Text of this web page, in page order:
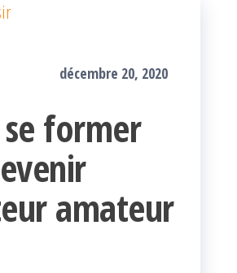
décembre 20, 2020
former
amateur